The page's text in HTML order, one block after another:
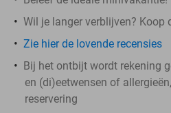
Wil je langer verblijven? Koop
Zie hier de lovende recensies
Bij het ontbijt wordt rekening
en (di)eetwensen of
reservering